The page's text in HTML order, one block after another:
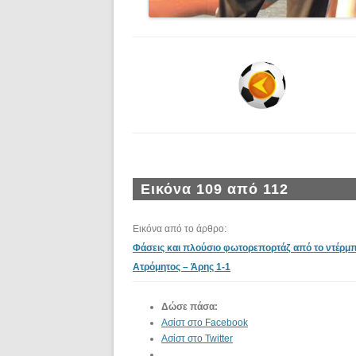
Εικόνα 109 από 112
Εικόνα από το άρθρο:
Φάσεις και πλούσιο φωτορεπορτάζ από το
Ατρόμητος – Άρης 1-1
Δώσε πάσα:
Ασίστ στο Facebook
Ασίστ στο Twitter